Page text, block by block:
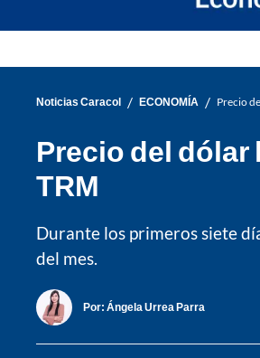
Noticias Caracol / ECONOMÍA / Precio
Precio del dólar
TRM
Durante los primeros siete
del mes.
Por: Ángela Urrea Parra